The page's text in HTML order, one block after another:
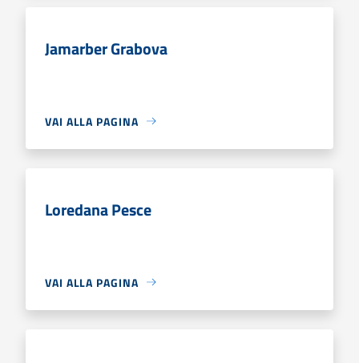
Jamarber Grabova
VAI ALLA PAGINA
Loredana Pesce
VAI ALLA PAGINA